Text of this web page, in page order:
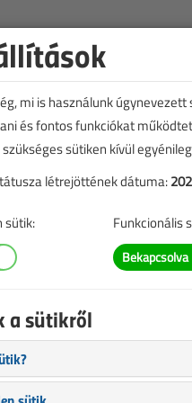
mi is használunk
és fontos funkciókat
sütiken kívül
létrejöttének dátuma:
sütik: Funkcionális
a sütikről